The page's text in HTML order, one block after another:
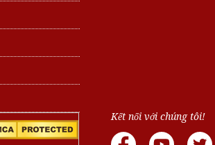
Kết nối với chúng tôi!